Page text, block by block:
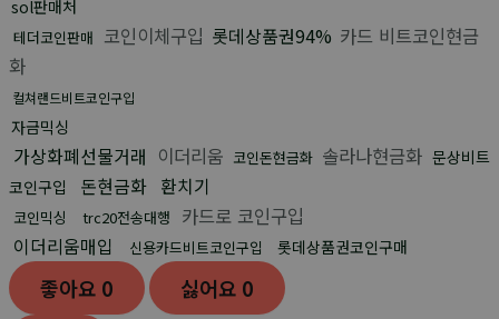
sol판매처
테더코인판매 코인이체구입 롯데상품권94% 카드 비트코인현금
화
컬쳐랜드비트코인구입
자금믹싱
가상화폐선물거래 이더리움 코인돈현금화 솔라나현금화 문상비트
코인구입
돈현금화 환치기
코인믹싱 trc20전송대행
카드로 코인구입
이더리움매입
신용카드비트코인구입 롯데상품권코인구매
좋아요 0 싫어요 0